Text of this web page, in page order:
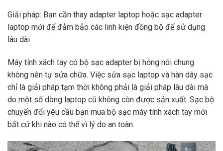
Giải pháp: Bạn cần thay adapter laptop hoặc sạc adapter
laptop mới để đảm bảo các linh kiện đồng bộ để sử dụng
lâu dài.
Máy tính xách tay có bộ sạc adapter bị hỏng nói chung
không nên tự sửa chữa. Việc sửa sạc laptop và hàn dây sạc
chỉ là giải pháp tạm thời không phải là giải pháp lâu dài mà
do một số dòng laptop cũ không còn được sản xuất. Sạc bộ
chuyển đổi yêu cầu bạn mua bộ sạc máy tính xách tay mới
bất cứ khi nào có thể vì lý do an toàn.